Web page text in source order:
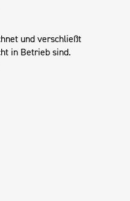
und verschließt
in Betrieb sind.